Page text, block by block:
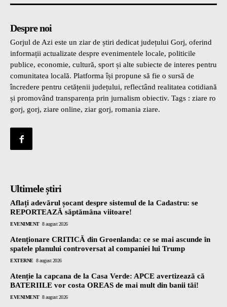
Despre noi
Gorjul de Azi este un ziar de știri dedicat județului Gorj, oferind
informații actualizate despre evenimentele locale, politicile
publice, economie, cultură, sport și alte subiecte de interes pentru
comunitatea locală. Platforma își propune să fie o sursă de
încredere pentru cetățenii județului, reflectând realitatea cotidiană
și promovând transparența prin jurnalism obiectiv. Tags : ziare ro
gorj, gorj, ziare online, ziar gorj, romania ziare.
Ultimele știri
Aflați adevărul șocant despre sistemul de la Cadastru: se
REPORTEAZĂ săptămâna viitoare!
EVENIMENT 8 august 2026
Atenționare CRITICĂ din Groenlanda: ce se mai ascunde în
spatele planului controversat al companiei lui Trump
EXTERNE 8 august 2026
Atenție la capcana de la Casa Verde: APCE avertizează că
BATERIILE vor costa OREAS de mai mult din banii tăi!
EVENIMENT 8 august 2026